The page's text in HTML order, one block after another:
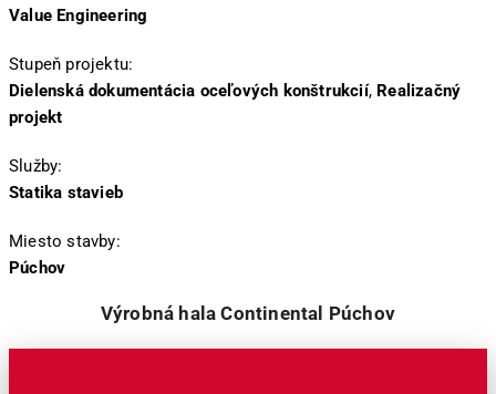
Value Engineering
Stupeň projektu:
Dielenská dokumentácia oceľových konštrukcií, Realizačný
projekt
Služby:
Statika stavieb
Miesto stavby:
Púchov
Výrobná hala Continental Púchov